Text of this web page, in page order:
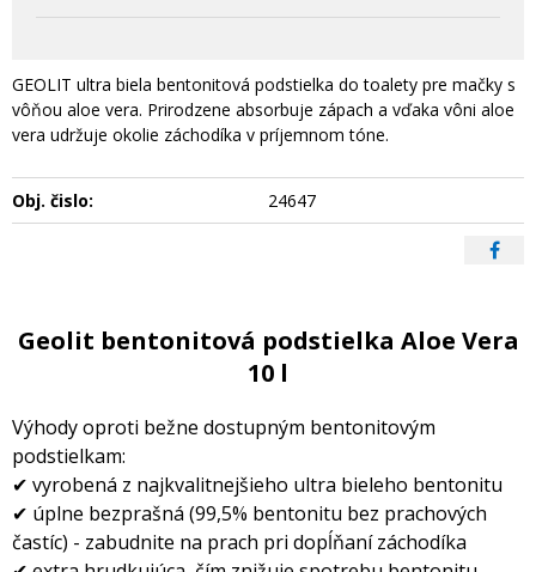
GEOLIT ultra biela bentonitová podstielka do toalety pre mačky s
vôňou aloe vera. Prirodzene absorbuje zápach a vďaka vôni aloe
vera udržuje okolie záchodíka v príjemnom tóne.
Obj. čislo: 24647
Geolit bentonitová podstielka Aloe Vera
10 l
Výhody oproti bežne dostupným bentonitovým
podstielkam:
✔ vyrobená z najkvalitnejšieho ultra bieleho bentonitu
✔ úplne bezprašná (99,5% bentonitu bez prachových
častíc) - zabudnite na prach pri dopĺňaní záchodíka